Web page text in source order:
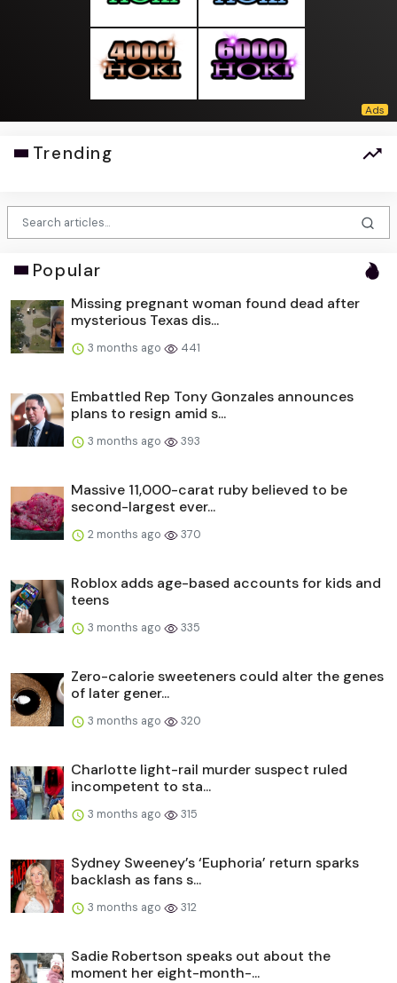
Trending
Popular
Missing pregnant woman found dead after
mysterious Texas dis...
3 months ago 441
Embattled Rep Tony Gonzales announces
plans to resign amid s...
3 months ago 393
Massive 11,000-carat ruby believed to be
second-largest ever...
2 months ago 370
Roblox adds age-based accounts for kids and
teens
3 months ago 335
Zero-calorie sweeteners could alter the genes
of later gener...
3 months ago 320
Charlotte light-rail murder suspect ruled
incompetent to sta...
3 months ago 315
Sydney Sweeney’s ‘Euphoria’ return sparks
backlash as fans s...
3 months ago 312
Sadie Robertson speaks out about the
moment her eight-month-...